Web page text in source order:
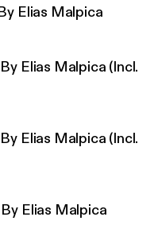
Elias Malpica
Elias Malpica (Incl.
Elias Malpica (Incl.
Elias Malpica